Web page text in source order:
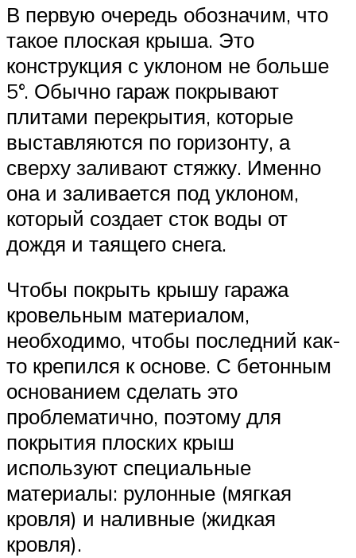
В первую очередь обозначим, что
такое плоская крыша. Это
конструкция с уклоном не больше
5°. Обычно гараж покрывают
плитами перекрытия, которые
выставляются по горизонту, а
сверху заливают стяжку. Именно
она и заливается под уклоном,
который создает сток воды от
дождя и таящего снега.
Чтобы покрыть крышу гаража
кровельным материалом,
необходимо, чтобы последний как-
то крепился к основе. С бетонным
основанием сделать это
проблематично, поэтому для
покрытия плоских крыш
используют специальные
материалы: рулонные (мягкая
кровля) и наливные (жидкая
кровля).